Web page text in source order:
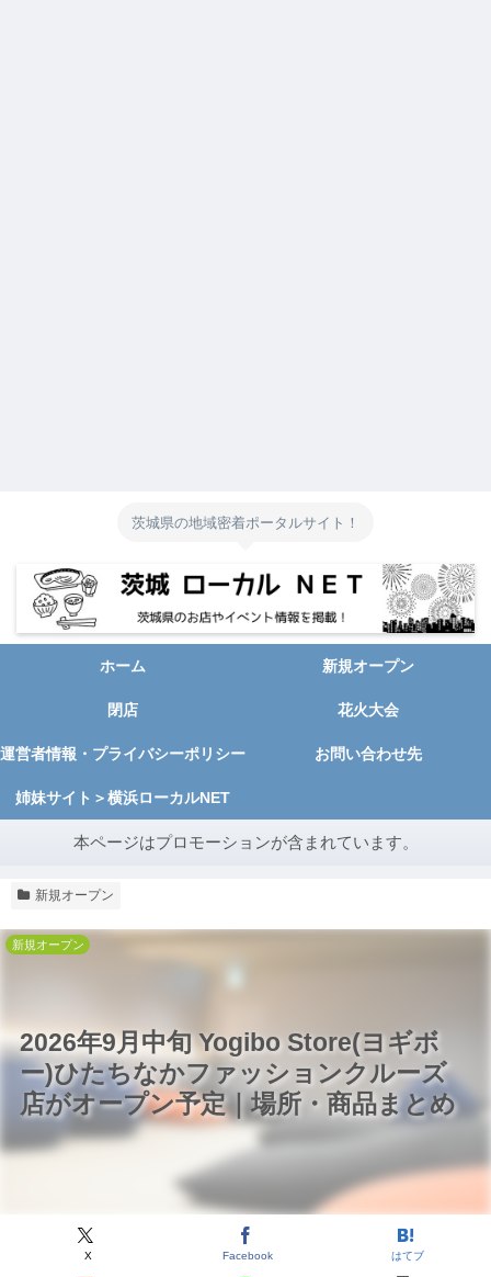
茨城県の地域密着ポータルサイト！
ホーム 新規オープン
閉店 花火大会
運営者情報・プライバシーポリシー お問い合わせ先
姉妹サイト＞横浜ローカルNET
本ページはプロモーションが含まれています。
新規オープン
2026年9月中旬 Yogibo Store(ヨギボ
ー)ひたちなかファッションクルーズ
店がオープン予定｜場所・商品まとめ
新規オープン
X Facebook はてブ